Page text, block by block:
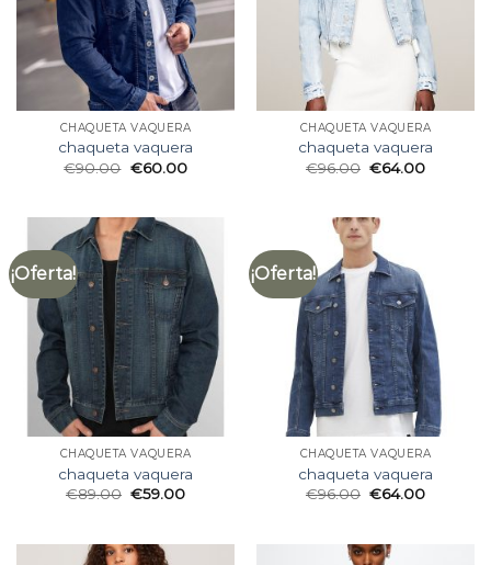
CHAQUETA VAQUERA
chaqueta vaquera
€90.00 €60.00
CHAQUETA VAQUERA
chaqueta vaquera
€96.00 €64.00
¡Oferta!
CHAQUETA VAQUERA
chaqueta vaquera
€89.00 €59.00
¡Oferta!
CHAQUETA VAQUERA
chaqueta vaquera
€96.00 €64.00